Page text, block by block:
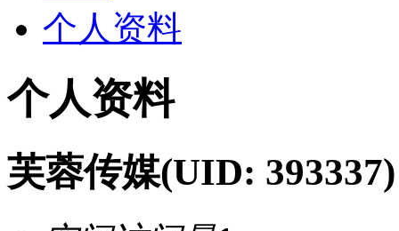
个人资料
个人资料
芙蓉传媒(UID: 393337)